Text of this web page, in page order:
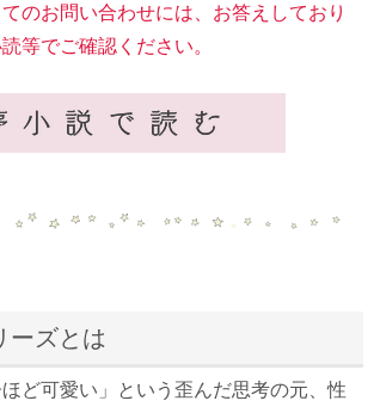
のお問い合わせには、お答えしており
等でご確認ください。
ーズとは
ほど可愛い」という歪んだ思考の元、性